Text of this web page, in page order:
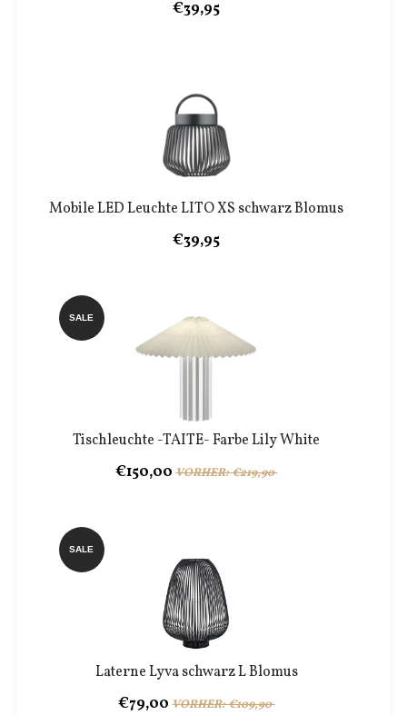
€39,95
Mobile LED Leuchte LITO XS schwarz Blomus
€39,95
Tischleuchte -TAITE- Farbe Lily White
SALE
€150,00 VORHER: €219,90
Laterne Lyva schwarz L Blomus
SALE
€79,00 VORHER: €109,90